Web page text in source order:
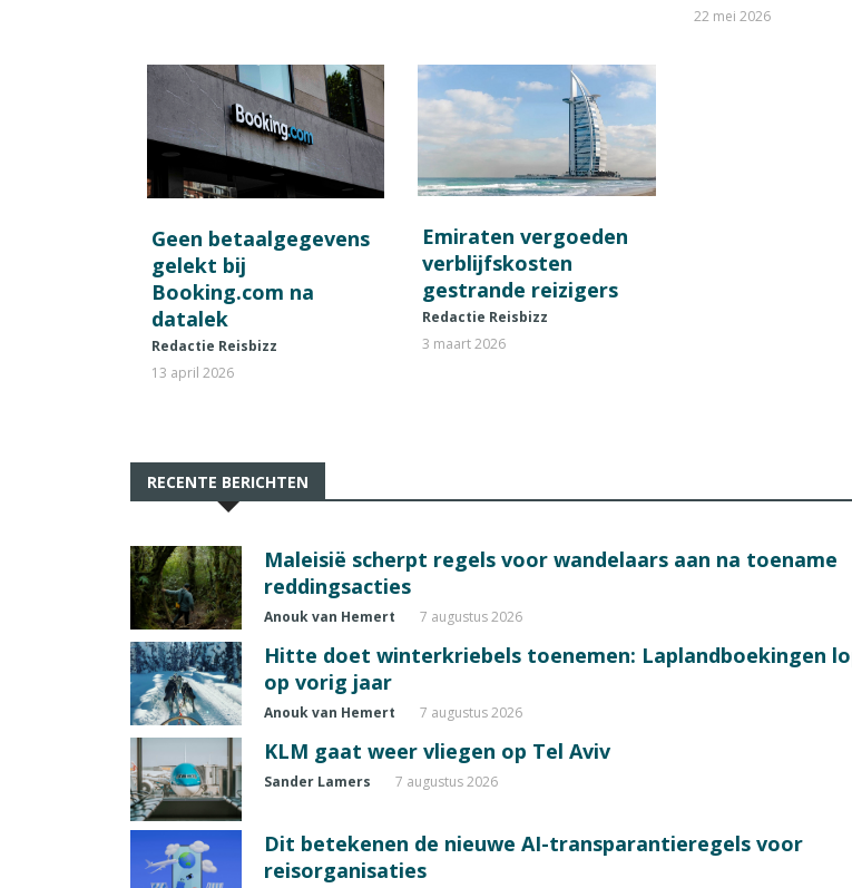
22 mei 2026
Geen betaalgegevens
gelekt bij
Booking.com na
datalek
Redactie Reisbizz
13 april 2026
Emiraten vergoeden
verblijfskosten
gestrande reizigers
Redactie Reisbizz
3 maart 2026
RECENTE BERICHTEN
Maleisië scherpt regels voor wandelaars aan na toename
reddingsacties
Anouk van Hemert 7 augustus 2026
Hitte doet winterkriebels toenemen: Laplandboekingen
op vorig jaar
Anouk van Hemert 7 augustus 2026
KLM gaat weer vliegen op Tel Aviv
Sander Lamers 7 augustus 2026
Dit betekenen de nieuwe AI-transparantieregels voor
reisorganisaties